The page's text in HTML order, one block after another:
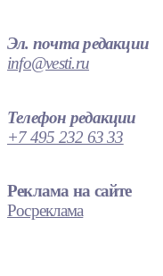
Эл. почта редакции
info@vesti.ru
Телефон редакции
+7 495 232 63 33
Реклама на сайте
Росреклама